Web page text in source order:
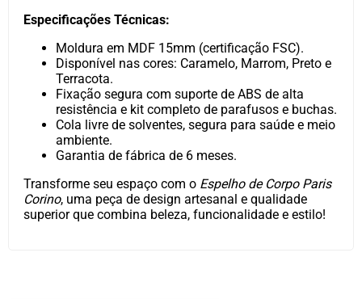
Especificações Técnicas:
Moldura em MDF 15mm (certificação FSC).
Disponível nas cores: Caramelo, Marrom, Preto e
Terracota.
Fixação segura com suporte de ABS de alta
resistência e kit completo de parafusos e buchas.
Cola livre de solventes, segura para saúde e meio
ambiente.
Garantia de fábrica de 6 meses.
Transforme seu espaço com o Espelho de Corpo Paris
Corino, uma peça de design artesanal e qualidade
superior que combina beleza, funcionalidade e estilo!